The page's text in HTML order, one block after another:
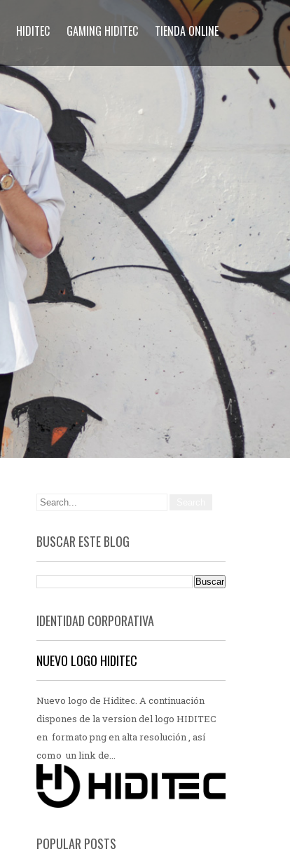
HIDITEC GAMING HIDITEC TIENDA ONLINE
BUSCAR ESTE BLOG
IDENTIDAD CORPORATIVA
NUEVO LOGO HIDITEC
Nuevo logo de Hiditec. A continuación
dispones de la version del logo HIDITEC
en formato png en alta resolución , así
como un link de...
POPULAR POSTS